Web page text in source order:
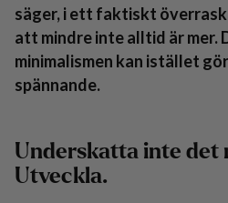
säger, i ett faktiskt
att mindre inte alltid är mer.
minimalismen kan istället
spännande.
Underskatta inte det
Utveckla.